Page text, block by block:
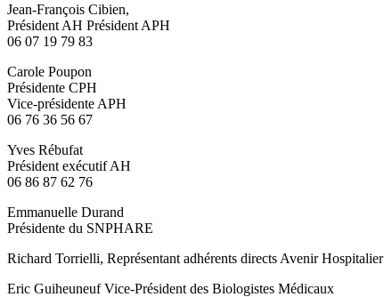
Jean-François Cibien,
Président AH Président APH
06 07 19 79 83
Carole Poupon
Présidente CPH
Vice-présidente APH
06 76 36 56 67
Yves Rébufat
Président exécutif AH
06 86 87 62 76
Emmanuelle Durand
Présidente du SNPHARE
Richard Torrielli, Représentant adhérents directs Avenir Hospitalier
Eric Guiheuneuf Vice-Président des Biologistes Médicaux